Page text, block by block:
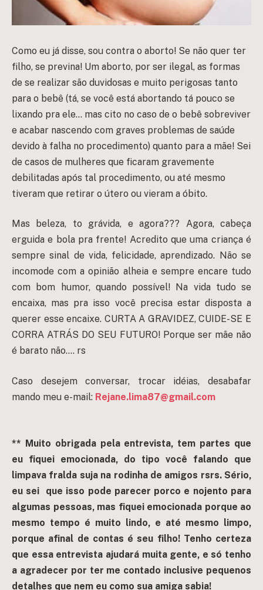
Como eu já disse, sou contra o aborto! Se não quer ter
filho, se previna! Um aborto, por ser ilegal, as formas
de se realizar são duvidosas e muito perigosas tanto
para o bebê (tá, se você está abortando tá pouco se
lixando pra ele… mas cito no caso de o bebê sobreviver
e acabar nascendo com graves problemas de saúde
devido à falha no procedimento) quanto para a mãe! Sei
de casos de mulheres que ficaram gravemente
debilitadas após tal procedimento, ou até mesmo
tiveram que retirar o útero ou vieram a óbito.
Mas beleza, to grávida, e agora??? Agora, cabeça
erguida e bola pra frente! Acredito que uma criança é
sempre sinal de vida, felicidade, aprendizado. Não se
incomode com a opinião alheia e sempre encare tudo
com bom humor, quando possível! Na vida tudo se
encaixa, mas pra isso você precisa estar disposta a
querer esse encaixe. CURTA A GRAVIDEZ, CUIDE-SE E
CORRA ATRÁS DO SEU FUTURO! Porque ser mãe não
é barato não…. rs
Caso desejem conversar, trocar idéias, desabafar
mando meu e-mail: Rejane.lima87@gmail.com
** Muito obrigada pela entrevista, tem partes que
eu fiquei emocionada, do tipo você falando que
limpava fralda suja na rodinha de amigos rsrs. Sério,
eu sei que isso pode parecer porco e nojento para
algumas pessoas, mas fiquei emocionada porque ao
mesmo tempo é muito lindo, e até mesmo limpo,
porque afinal de contas é seu filho! Tenho certeza
que essa entrevista ajudará muita gente, e só tenho
a agradecer por ter me contado inclusive pequenos
detalhes que nem eu como sua amiga sabia!